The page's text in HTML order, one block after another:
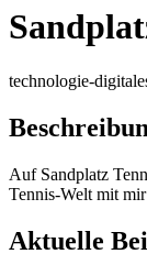
technologie-
Auf Sandplatz
Tennis-Welt mit
Aktuelle